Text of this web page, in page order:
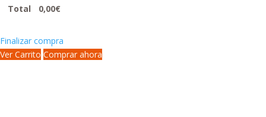
Total
0,00€
Finalizar compra
Ver Carrito Comprar ahora